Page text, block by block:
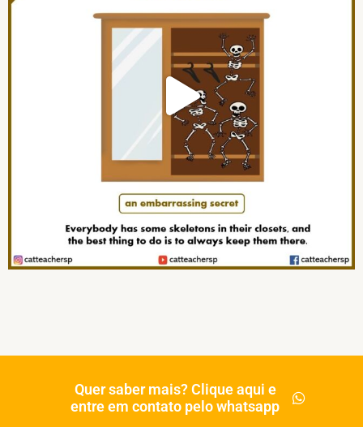
Quer saber mais? Clique aqui e
entre em contato pelo whatsapp